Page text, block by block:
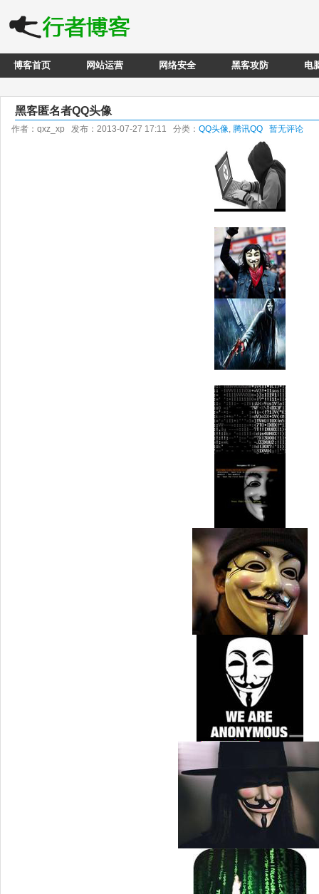
博客首页 网站运营 网络安全 黑客攻防 电
黑客匿名者QQ头像
作者：qxz_xp 发布：2013-07-27 17:11 分类： QQ头像, 腾讯QQ 暂无评论